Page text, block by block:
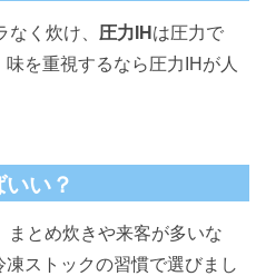
く炊け、 圧力IH は圧力で
を重視するなら圧力IHが人
い？
まとめ炊きや来客が多いな
ストックの習慣で選びまし